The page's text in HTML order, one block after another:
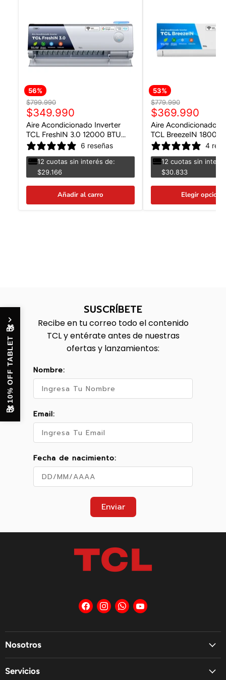
56%
Precio
original
$799.990
Precio
actual
$349.990
Aire Acondicionado Inverter
TCL FreshIN 3.0 12000 BTU
WIFI
6 reseñas
12 cuotas sin interés de:
$29.166
Añadir al carro
53%
Precio
original
$779.990
Precio
actual
$369.990
Aire Acondicionado
TCL BreezeIN 18000
4
12 cuotas sin
$30.833
Elegir
SUSCRÍBETE
Recibe en tu correo todo el contenido
TCL y entérate antes de nuestras
ofertas y lanzamientos:
Nombre:
Email:
Fecha de nacimiento:
Enviar
Encuéntrenos
en
Encuéntrenos
en
Encuéntrenos
en
Encuéntrenos
en
Nosotros
Servicios
🎁
10% OFF TABLET
🎁